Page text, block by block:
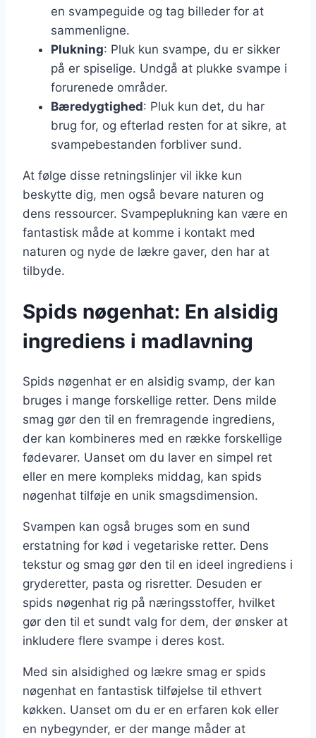
en svampeguide og tag billeder for at
sammenligne.
Plukning: Pluk kun svampe, du er sikker
på er spiselige. Undgå at plukke svampe i
forurenede områder.
Bæredygtighed: Pluk kun det, du har
brug for, og efterlad resten for at sikre, at
svampebestanden forbliver sund.
At følge disse retningslinjer vil ikke kun
beskytte dig, men også bevare naturen og
dens ressourcer. Svampeplukning kan være en
fantastisk måde at komme i kontakt med
naturen og nyde de lækre gaver, den har at
tilbyde.
Spids nøgenhat: En alsidig
ingrediens i madlavning
Spids nøgenhat er en alsidig svamp, der kan
bruges i mange forskellige retter. Dens milde
smag gør den til en fremragende ingrediens,
der kan kombineres med en række forskellige
fødevarer. Uanset om du laver en simpel ret
eller en mere kompleks middag, kan spids
nøgenhat tilføje en unik smagsdimension.
Svampen kan også bruges som en sund
erstatning for kød i vegetariske retter. Dens
tekstur og smag gør den til en ideel ingrediens i
gryderetter, pasta og risretter. Desuden er
spids nøgenhat rig på næringsstoffer, hvilket
gør den til et sundt valg for dem, der ønsker at
inkludere flere svampe i deres kost.
Med sin alsidighed og lækre smag er spids
nøgenhat en fantastisk tilføjelse til ethvert
køkken. Uanset om du er en erfaren kok eller
en nybegynder, er der mange måder at